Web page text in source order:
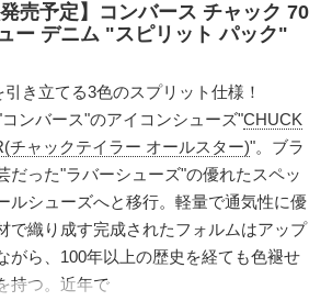
発売予定】コンバース チャック 70
ー デニム "スピリット パック"
き立てる3色のスプリット仕様！
ンバース"のアイコンシューズ"CHUCK
チャックテイラー オールスター)"。ブラ
だった"ラバーシューズ"の優れたスペッ
ルシューズへと移行。軽量で通気性に優
で織り成す完成されたフォルムはアップ
がら、100年以上の歴史を経ても色褪せ
持つ。近年で